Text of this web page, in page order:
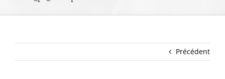
Précédent